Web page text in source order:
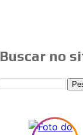
Buscar no